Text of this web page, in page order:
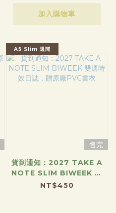
加入購物車
A5 Slim 週間
售完
貨到通知：2027 TAKE A
NOTE SLIM BIWEEK 雙
週時效日誌，贈原廠PVC書
NT$450